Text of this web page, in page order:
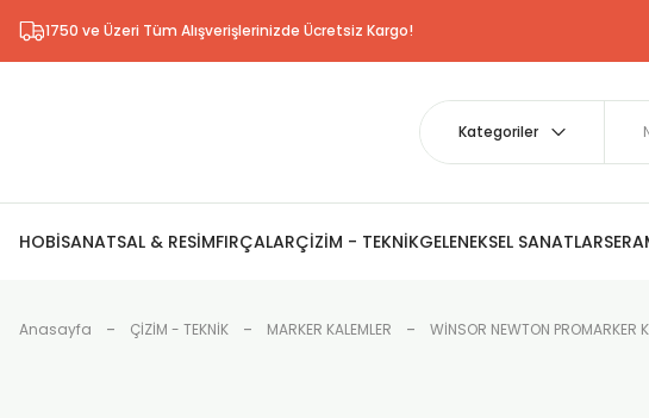
1750 ve Üzeri Tüm Alışverişlerinizde Ücretsiz Kargo!
HOBİSANATSAL & RESİMFIRÇALARÇİZİM - TEKNİKGELENEKSEL SANATLAR
Anasayfa ÇİZİM - TEKNİK MARKER KALEMLER WİNSOR NEWTON PROMARKER